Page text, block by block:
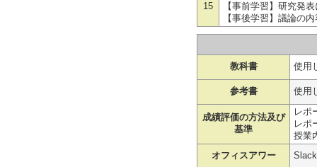
15
【事前学習】研究発
【事後学習】議論の
教科書 使用
参考書 使用
成績評価の方法及び
基準
レポ
レポ
授業
オフィスアワー